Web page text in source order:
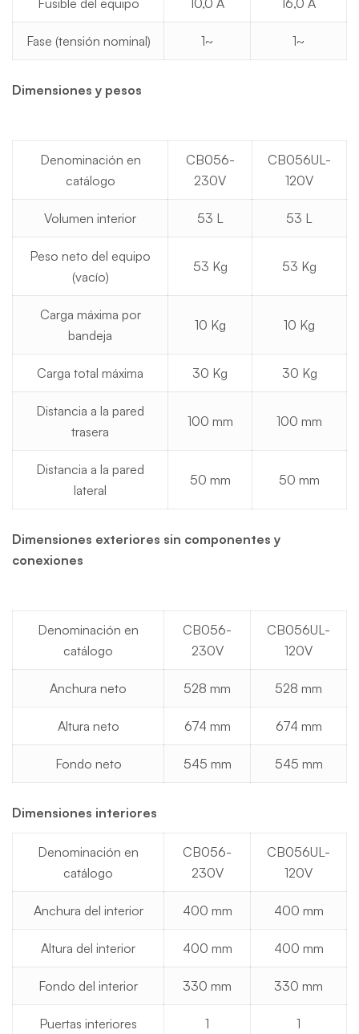
Fusible del equipo 10,0 A 16,0 A
Fase (tensión nominal) 1~ 1~
Dimensiones y pesos
Denominación en
catálogo
CB056-
230V
CB056UL-
120V
Volumen interior 53 L 53 L
Peso neto del equipo
(vacío)
53 Kg 53 Kg
Carga máxima por
bandeja
10 Kg 10 Kg
Carga total máxima 30 Kg 30 Kg
Distancia a la pared
trasera
100 mm 100 mm
Distancia a la pared
lateral
50 mm 50 mm
Dimensiones exteriores sin componentes y
conexiones
Denominación en
catálogo
CB056-
230V
CB056UL-
120V
Anchura neto 528 mm 528 mm
Altura neto 674 mm 674 mm
Fondo neto 545 mm 545 mm
Dimensiones interiores
Denominación en
catálogo
CB056-
230V
CB056UL-
120V
Anchura del interior 400 mm 400 mm
Altura del interior 400 mm 400 mm
Fondo del interior 330 mm 330 mm
Puertas interiores 1 1